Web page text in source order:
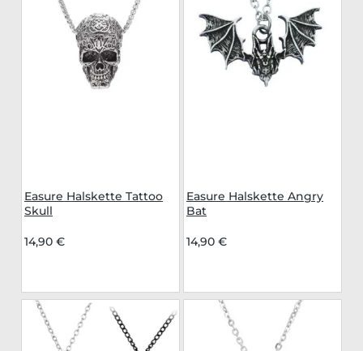
Easure Halskette Tattoo
Skull
14,90 €
Easure Halskette Angry
Bat
14,90 €